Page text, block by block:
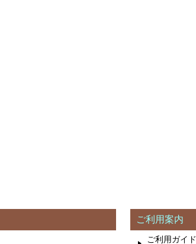
ご利用案内
ご利用ガイド